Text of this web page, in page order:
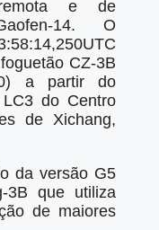
e de
14. O
CZ-3B
a partir do
do Centro
de Xichang,
da versão G5
3B que utiliza
de maiores